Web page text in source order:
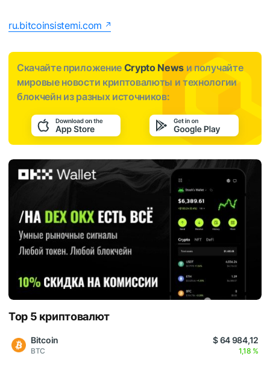
ru.bitcoinsistemi.com
Скачайте приложение Crypto News и получайте
мировые новости криптовалюты и технологии
блокчейн из разных источников:
Top 5 криптовалют
Bitcoin
BTC
$ 64 984,12
1,18 %